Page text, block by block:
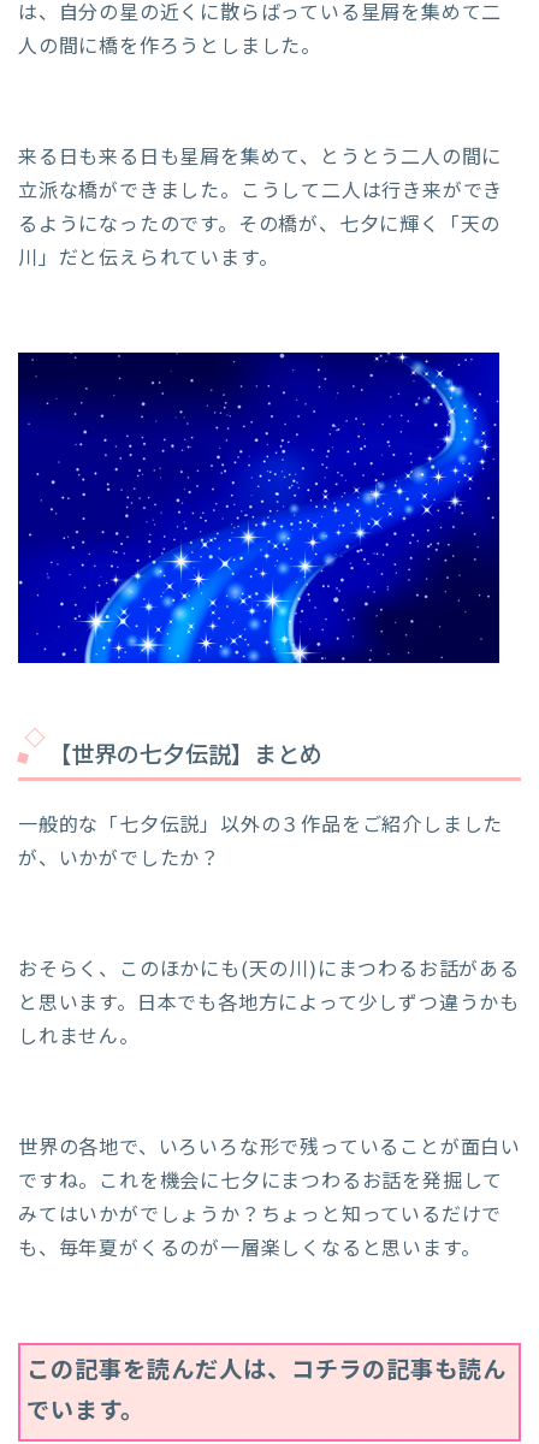
は、自分の星の近くに散らばっている星屑を集めて二
人の間に橋を作ろうとしました。
来る日も来る日も星屑を集めて、とうとう二人の間に
立派な橋ができました。こうして二人は行き来ができ
るようになったのです。その橋が、七夕に輝く「天の
川」だと伝えられています。
【世界の七夕伝説】まとめ
一般的な「七夕伝説」以外の３作品をご紹介しました
が、いかがでしたか？
おそらく、このほかにも(天の川)にまつわるお話がある
と思います。日本でも各地方によって少しずつ違うかも
しれません。
世界の各地で、いろいろな形で残っていることが面白い
ですね。これを機会に七夕にまつわるお話を発掘して
みてはいかがでしょうか？ちょっと知っているだけで
も、毎年夏がくるのが一層楽しくなると思います。
この記事を読んだ人は、コチラの記事も読ん
でいます。